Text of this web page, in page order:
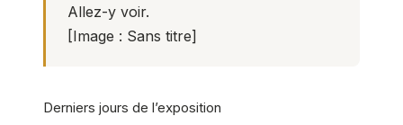
Allez-y voir.
[Image : Sans titre]
Derniers jours de l’exposition